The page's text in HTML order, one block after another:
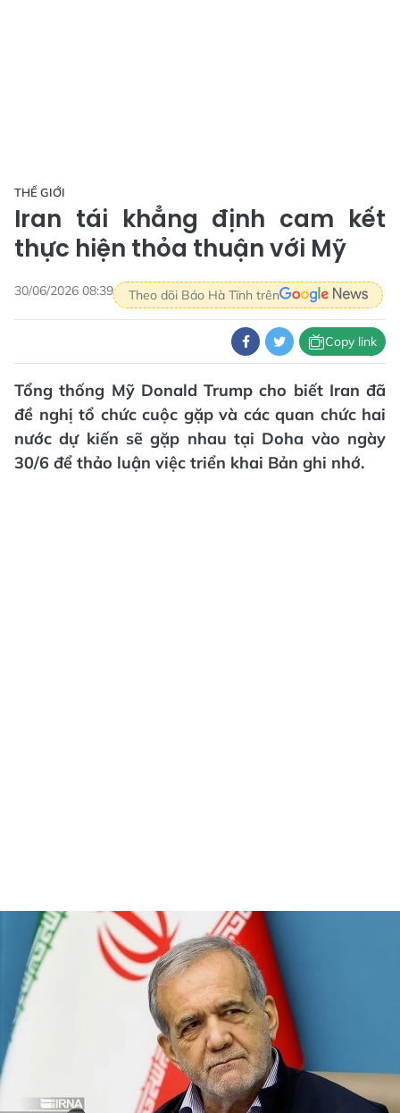
THẾ GIỚI
Iran tái khẳng định cam kết
thực hiện thỏa thuận với Mỹ
30/06/2026 08:39 Theo dõi Báo Hà Tĩnh trên
Copy link
Tổng thống Mỹ Donald Trump cho biết Iran đã
đề nghị tổ chức cuộc gặp và các quan chức hai
nước dự kiến sẽ gặp nhau tại Doha vào ngày
30/6 để thảo luận việc triển khai Bản ghi nhớ.